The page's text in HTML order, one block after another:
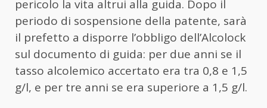
pericolo la vita altrui alla guida. Dopo il
periodo di sospensione della patente, sarà
il prefetto a disporre l’obbligo dell’Alcolock
sul documento di guida: per due anni se il
tasso alcolemico accertato era tra 0,8 e 1,5
g/l, e per tre anni se era superiore a 1,5 g/l.